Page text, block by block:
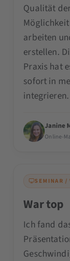
Qualität
arbeiten
erstellen.
Praxis hat
sofort in
integrieren.
Janine
SEMINAR /
War top
Ich fand